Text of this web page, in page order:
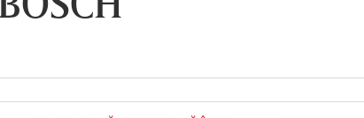
VINERI 07 AUG, 21:00